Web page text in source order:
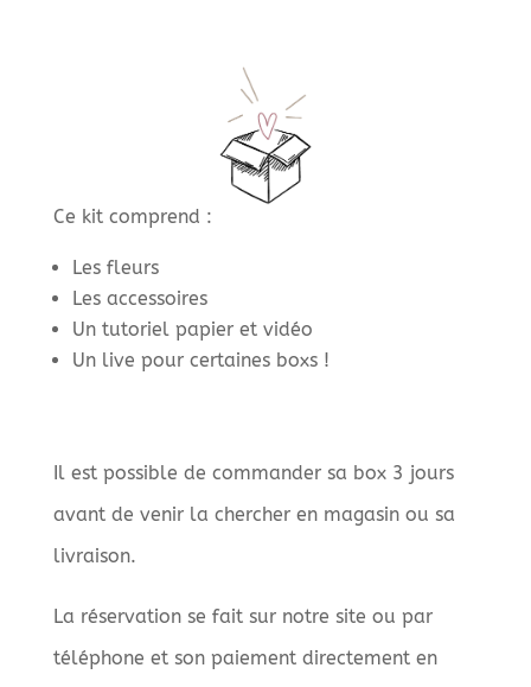
Ce kit comprend :
Les fleurs
Les accessoires
Un tutoriel papier et vidéo
Un live pour certaines boxs !
Il est possible de commander sa box 3 jours
avant de venir la chercher en magasin ou sa
livraison.
La réservation se fait sur notre site ou par
téléphone et son paiement directement en